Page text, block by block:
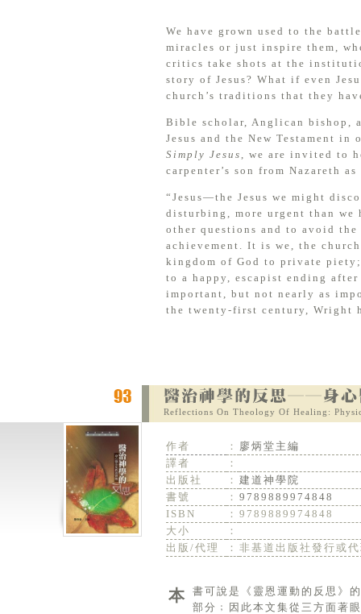
We have grown used to the
miracles or just inspire them,
critics take shots at the
story of Jesus? What if even
church’s traditions that they
Bible scholar, Anglican bishop,
Jesus and the New Testament
Simply Jesus , we are invited to
carpenter’s son from Nazareth
“Jesus—the Jesus we might
disturbing, more urgent than we
other questions and to avoid
achievement. It is we, the
kingdom of God to private
to a happy, escapist ending
important, but not nearly as
the twenty-first century, Wright
Reflections On Theology Of Healing:
作者 ： 廖炳堂主編
譯者
：
出版社
： 建道神學院
書號
： 9789889974848
ISBN
： 9789889974848
大小
：
出版/代理
： 非基道出版社發行或
本書可說是《靈恩運動的反思》的續篇。教會群體既然相信十字架的福音是有醫治的功能，醫治又是福音的一
部分﹔因此本文集從三方面著